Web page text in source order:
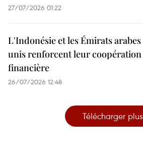
27/07/2026 01:22
L'Indonésie et les Émirats arabes
unis renforcent leur coopération
financière
26/07/2026 12:48
Télécharger plus